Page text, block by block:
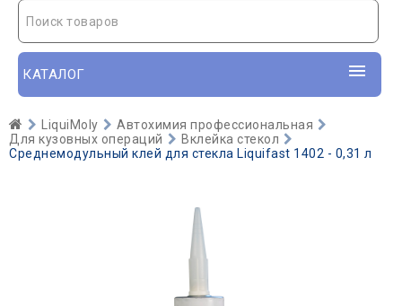
Поиск товаров
КАТАЛОГ
LiquiMoly
Автохимия профессиональная
Для кузовных операций
Вклейка стекол
Среднемодульный клей для стекла Liquifast 1402 - 0,31 л